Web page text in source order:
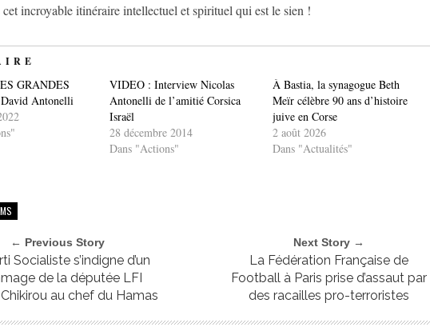
cet incroyable itinéraire intellectuel et spirituel qui est le sien !
GRANDES
Antonelli
VIDEO : Interview Nicolas
Antonelli de l’amitié Corsica
Israël
28 décembre 2014
Dans "Actions"
À Bastia, la synagogue Beth
Meïr célèbre 90 ans d’histoire
juive en Corse
2 août 2026
Dans "Actualités"
← Previous Story
Socialiste s’indigne d’un
de la députée LFI
au chef du Hamas
Next Story →
La Fédération Française de
Football à Paris prise d’assaut par
des racailles pro-terroristes